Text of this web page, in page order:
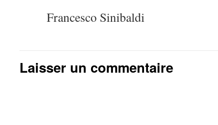
Francesco Sinibaldi
Laisser un commentaire